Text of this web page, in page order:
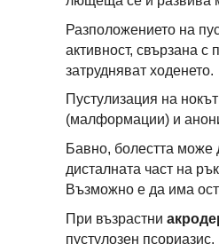
Разположението на
активност, свързана с
затрудняват ходенето.
Пустулизация на
(малформации) и
Бавно, болестта може
дисталната част на
Възможно е да има
При възрастни
пустулозен псориазис.